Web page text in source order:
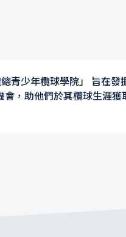
青少年欖球學院」 旨在發
，助他們於其欖球生涯獲